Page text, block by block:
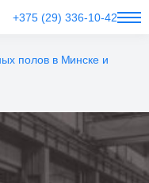
+375 (29) 336-10-42
полов в Минске и